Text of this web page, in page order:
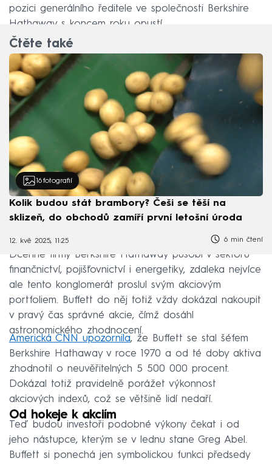
pozici generálního ředitele ve společnosti Berkshire
Hathaway s koncem roku opustí.
Čtěte také
16 fotografií
Kolik budou stát brambory? Češi se těší na
sklizeň, do obchodů zamíří první letošní úroda
12. kvě 2025, 11:25 6 min čtení
Dceřiné firmy Berkshire Hathaway působí v sektoru
finančnictví, pojišťovnictví i energetiky, zdaleka nejvíce
ale tento konglomerát proslul svým akciovým
portfoliem. Buffett do něj totiž vždy dokázal nakoupit
v pravý čas správné akcie, čímž dosáhl
astronomického zhodnocení.
Americká CNN upozornila, že Buffett se stal šéfem
Berkshire Hathaway v roce 1970 a od té doby aktiva
zhodnotil o neuvěřitelných 5 500 000 procent.
Dokázal totiž pravidelně porážet výkonnost
akciových indexů, což se většině lidí nedaří.
Od hokeje k akciím
Teď budou investoři podobné výkony čekat i od
jeho nástupce, kterým se v lednu stane Greg Abel.
Buffett si ponechá jen symbolickou funkci předsedy